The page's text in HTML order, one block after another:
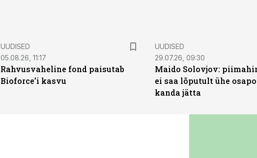
UUDISED
05.08.26, 11:17
Rahvusvaheline fond paisutab
Bioforce’i kasvu
UUDISED
29.07.26, 09:30
Maido Solovjov:
ei saa lõputult ühe
kanda jätta